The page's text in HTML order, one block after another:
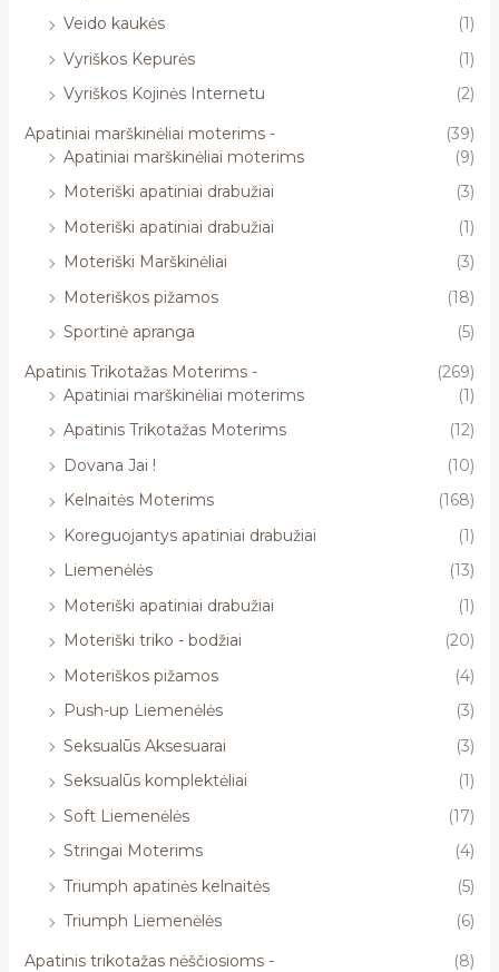
Veido kaukės
(1)
Vyriškos Kepurės
(1)
Vyriškos Kojinės Internetu
(2)
Apatiniai marškinėliai moterims -
(39)
Apatiniai marškinėliai moterims
(9)
Moteriški apatiniai drabužiai
(3)
Moteriški apatiniai drabužiai
(1)
Moteriški Marškinėliai
(3)
Moteriškos pižamos
(18)
Sportinė apranga
(5)
Apatinis Trikotažas Moterims -
(269)
Apatiniai marškinėliai moterims
(1)
Apatinis Trikotažas Moterims
(12)
Dovana Jai !
(10)
Kelnaitės Moterims
(168)
Koreguojantys apatiniai drabužiai
(1)
Liemenėlės
(13)
Moteriški apatiniai drabužiai
(1)
Moteriški triko - bodžiai
(20)
Moteriškos pižamos
(4)
Push-up Liemenėlės
(3)
Seksualūs Aksesuarai
(3)
Seksualūs komplektėliai
(1)
Soft Liemenėlės
(17)
Stringai Moterims
(4)
Triumph apatinės kelnaitės
(5)
Triumph Liemenėlės
(6)
Apatinis trikotažas nėščiosioms -
(8)